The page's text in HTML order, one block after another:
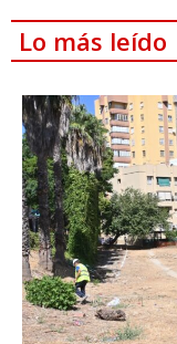
Lo más leído